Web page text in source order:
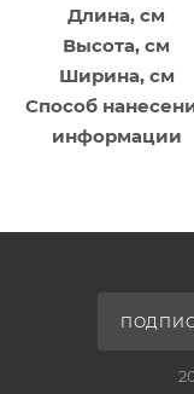
Длина, см
Высота, см
Ширина, см
Способ
информации